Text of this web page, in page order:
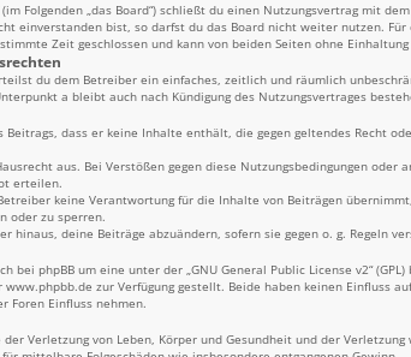
Folgenden „das Board“) schließt du einen Nutzungsvertrag mit
einverstanden bist, so darfst du das Board nicht weiter nutzen.
Zeit geschlossen und kann von beiden Seiten ohne
du dem Betreiber ein einfaches, zeitlich und räumlich
a bleibt auch nach Kündigung des Nutzungsvertrages
dass er keine Inhalte enthält, die gegen geltendes Recht
aus. Bei Verstößen gegen diese Nutzungsbedingungen
erteilen.
keine Verantwortung für die Inhalte von Beiträgen
oder zu sperren.
hinaus, deine Beiträge abzuändern, sofern sie gegen o. g. Regeln
bei phpBB um eine unter der „GNU General Public License v2“
www.phpbb.de zur Verfügung gestellt. Beide haben keinen Einfluss
Foren Einfluss nehmen.
Verletzung von Leben, Körper und Gesundheit und der